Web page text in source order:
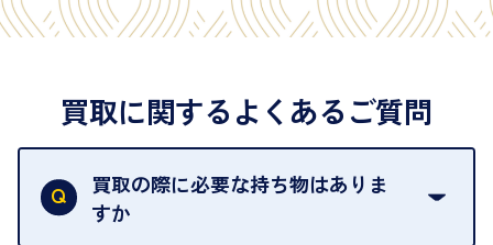
買取に関するよくあるご質問
買取の際に必要な持ち物はありま
すか